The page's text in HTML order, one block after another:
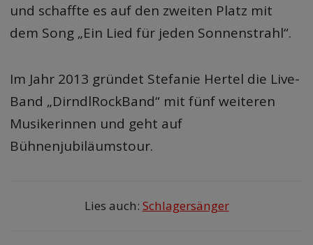
und schaffte es auf den zweiten Platz mit
dem Song „Ein Lied für jeden Sonnenstrahl“.
Im Jahr 2013 gründet Stefanie Hertel die Live-
Band „DirndlRockBand“ mit fünf weiteren
Musikerinnen und geht auf
Bühnenjubiläumstour.
Lies auch: Schlagersänger